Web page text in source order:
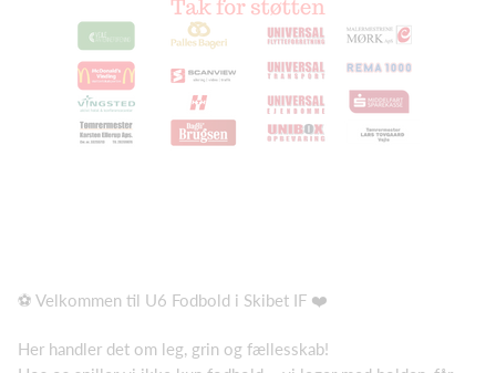
⚽️ Velkommen til U6 Fodbold i Skibet IF ❤️
Her handler det om leg, grin og fællesskab!